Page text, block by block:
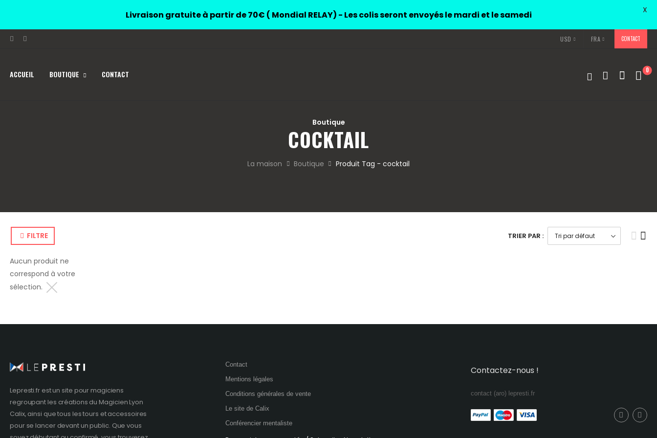
USD FRA CONTACT
ACCUEIL BOUTIQUE CONTACT 0
Boutique
COCKTAIL
La maison Boutique Produit Tag - cocktail
FILTRE TRIER PAR :
Aucun produit ne
correspond à votre
sélection.
Lepresti.fr est un site pour magiciens
regroupant les créations duMagicien Lyon
Calix, ainsi que tous les tours et accessoires
pour se lancer devant un public. Que vous
Contact
Mentions légales
Conditions générales de vente
Le site de Calix
Conférencier mentaliste
Contactez-nous !
contact (aro) lepresti.fr
Livraison gratuite à partir de 70€ ( Mondial RELAY) - Les colis seront envoyés le mardi et le samedi X